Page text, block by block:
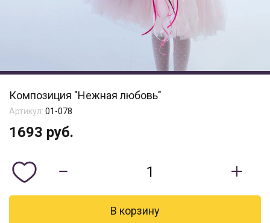
Композиция "Нежная любовь"
Артикул: 01-078
1693 руб.